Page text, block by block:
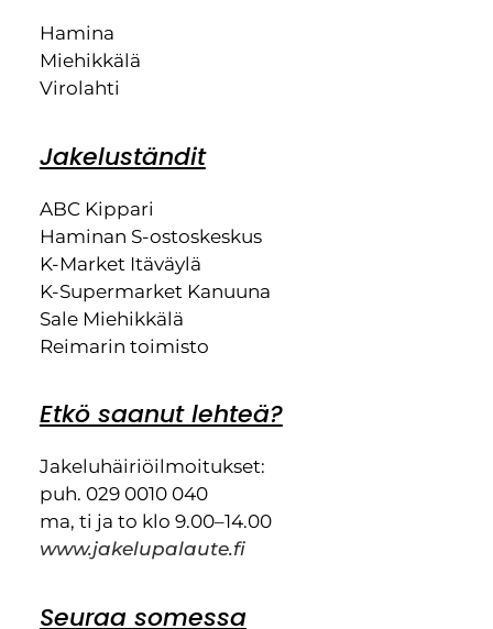
Hamina
Miehikkälä
Virolahti
Jakeluständit
ABC Kippari
Haminan S-ostoskeskus
K-Market Itäväylä
K-Supermarket Kanuuna
Sale Miehikkälä
Reimarin toimisto
Etkö saanut lehteä?
Jakeluhäiriöilmoitukset:
puh. 029 0010 040
ma, ti ja to klo 9.00–14.00
www.jakelupalaute.fi
Seuraa somessa